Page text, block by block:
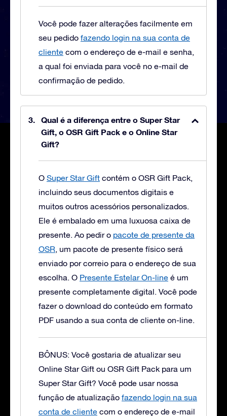
Você pode fazer alterações facilmente em
seu pedido fazendo login na sua conta de
cliente com o endereço de e-mail e senha,
a qual foi enviada para você no e-mail de
confirmação de pedido.
Qual é a diferença entre o Super Star
Gift, o OSR Gift Pack e o Online Star
Gift?
O Super Star Gift contém o OSR Gift Pack,
incluindo seus documentos digitais e
muitos outros acessórios personalizados.
Ele é embalado em uma luxuosa caixa de
presente. Ao pedir o pacote de presente da
OSR, um pacote de presente físico será
enviado por correio para o endereço de sua
escolha. O Presente Estelar On-line é um
presente completamente digital. Você pode
fazer o download do conteúdo em formato
PDF usando a sua conta de cliente on-line.
BÔNUS: Você gostaria de atualizar seu
Online Star Gift ou OSR Gift Pack para um
Super Star Gift? Você pode usar nossa
função de atualização fazendo login na sua
conta de cliente com o endereço de e-mail